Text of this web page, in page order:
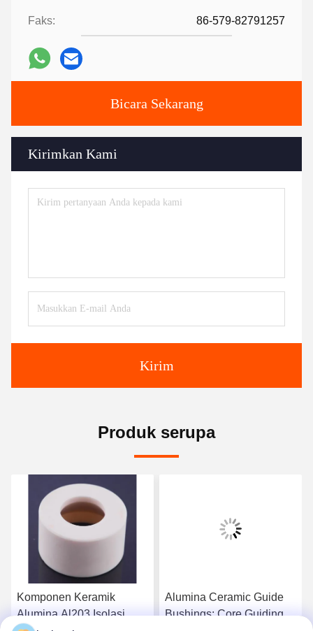
Faks: 86-579-82791257
Bicara Sekarang
Kirimkan Kami
Kirim
Produk serupa
Komponen Keramik
Alumina Al203 Isolasi
Alumina Ceramic Guide
Bushings: Core Guiding